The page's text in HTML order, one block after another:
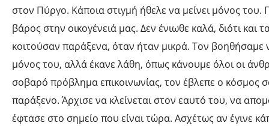
στον Πύργο. Κάποια στιγμή ήθελε να μείνει μόνος του.
βάρος στην οικογένειά μας. Δεν ένιωθε καλά, διότι και
κοιτούσαν παράξενα, όταν ήταν μικρά. Τον βοηθήσαμε
μόνος του, αλλά έκανε λάθη, όπως κάνουμε όλοι οι
σοβαρό πρόβλημα επικοινωνίας, τον έβλεπε ο κόσμος
παράξενο. Άρχισε να κλείνεται στον εαυτό του, να
έφτασε στο σημείο που είναι τώρα. Ασχέτως αν έγινε